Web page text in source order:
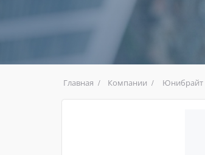
Главная Компании Юнибрайт